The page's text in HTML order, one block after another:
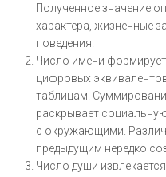
Полученное значение
характера, жизненные
поведения.
Число имени
цифровых
таблицам.
раскрывает
с окружающими.
предыдущим нередко
Число души